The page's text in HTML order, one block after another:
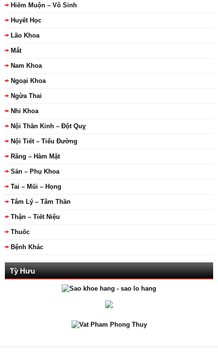
Hiếm Muộn – Vô Sinh
Huyết Học
Lão Khoa
Mắt
Nam Khoa
Ngoại Khoa
Ngừa Thai
Nhi Khoa
Nội Thần Kinh – Đột Quỵ
Nội Tiết – Tiểu Đường
Răng – Hàm Mặt
Sản – Phụ Khoa
Tai – Mũi – Họng
Tâm Lý – Tâm Thần
Thận – Tiết Niệu
Thuốc
Bệnh Khác
Tỳ Hưu